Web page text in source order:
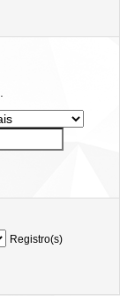
Registro(s)